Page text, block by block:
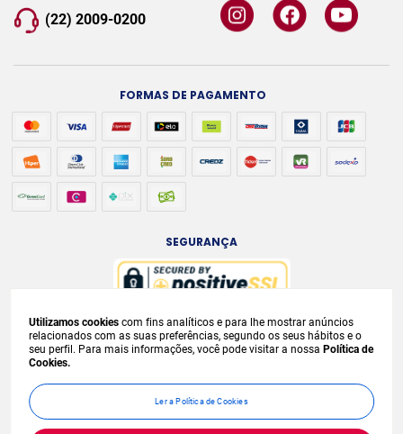
(22) 2009-0200
FORMAS DE PAGAMENTO
SEGURANÇA
A venda e o consumo de bebidas alcoólicas são proibidos para menores de
18 anos. Bebida Alcoólica pode causar dependência química e, em excesso,
provoca
condições exclusivas para internet e válidos durante o dia de hoje, podendo
sofrer alterações sem
prévia notificação. No caso de faltar algum produto,
este não será entregue e o valor correspondente não será cobrado.
Utilizamos cookies com fins analíticos e para lhe mostrar anúncios
relacionados com as suas preferências, segundo os seus hábitos e o
seu perfil. Para mais informações, você pode visitar a nossa Política de
Cookies.
Ler a Política de Cookies